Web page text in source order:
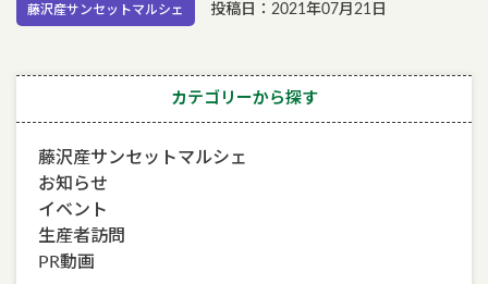
藤沢産サンセットマルシェ 投稿日：2021年07月21日
カテゴリーから探す
藤沢産サンセットマルシェ
お知らせ
イベント
生産者訪問
PR動画